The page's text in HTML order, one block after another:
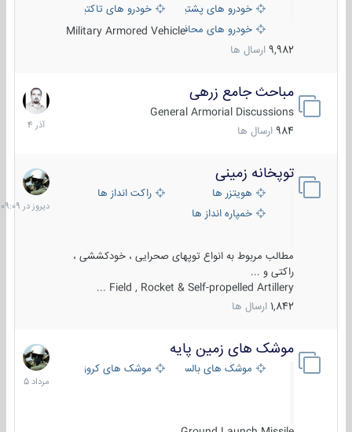
خودرو های پشتیبانی آتش ، شناسایی و ضد تانک
خودرو های تاکتیکی نظامی
خودرو های محافظت شدهMilitary Armored Vehicle
9,982 ارسال ها
مباحث جامع زرهی
General Armorial Discussions
984 ارسال ها
7
آذر
1404
توپخانه زمینی
هویتزر ها
راکت انداز ها
خمپاره انداز ها
مطالب مربوط به انواع توپهای صحرایی ، خودکششی ،
راکتی و ...
Field , Rocket & Self-propelled Artillery ...
1,842 ارسال ها
دیروز
در
09:09
موشک های زمین پایه
موشک های بالستیک موشک های کروز
2
مرداد
1405